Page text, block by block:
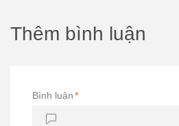
Thêm bình luận
Bình luận*